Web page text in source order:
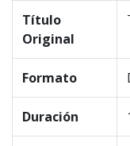
Título
Original
Formato
Duración